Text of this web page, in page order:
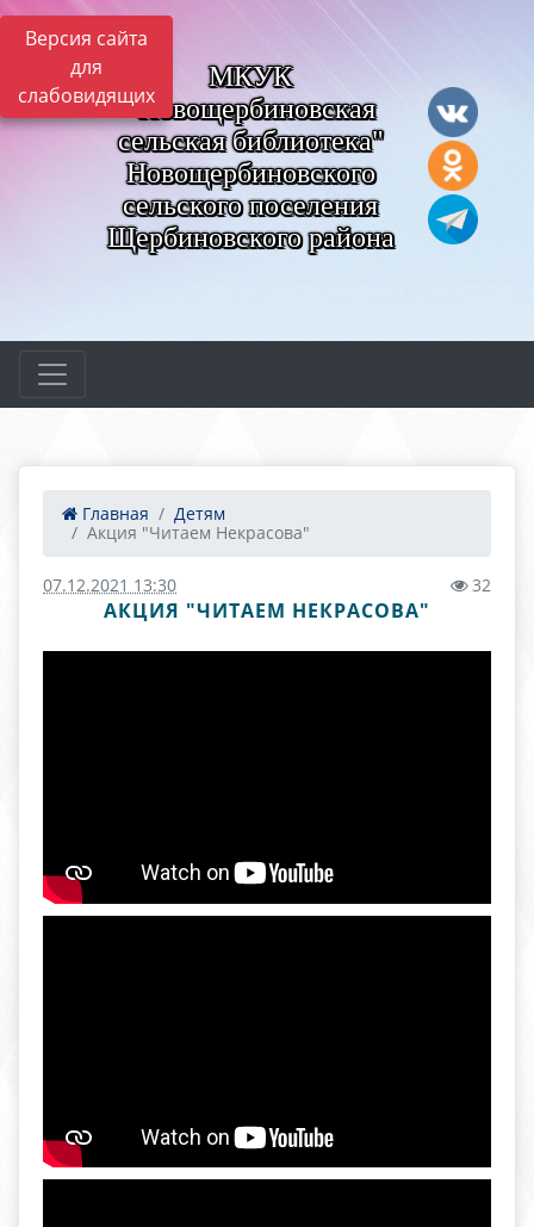
Версия сайта
для
слабовидящих
МКУК
"Новощербиновская
сельская библиотека"
Новощербиновского
сельского поселения
Щербиновского района
Главная
Детям
Акция "Читаем Некрасова"
07.12.2021 13:30 32
АКЦИЯ "ЧИТАЕМ НЕКРАСОВА"